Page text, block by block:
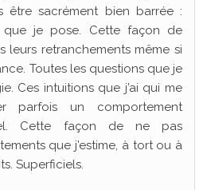
être sacrément bien barrée :
que je pose. Cette façon de
leurs retranchements même si
Toutes les questions que je
Ces intuitions que j’ai qui me
parfois un comportement
Cette façon de ne pas
que j’estime, à tort ou à
Superficiels.